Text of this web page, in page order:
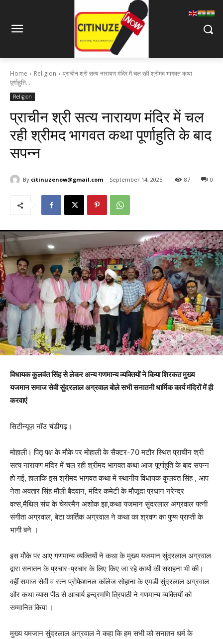
Home Religion
प्राचीन श्री सत्य नारायण मंदिर में चल रही श्रीमद भागवत कथा
पूर्णाहुति...
Religion
प्राचीन श्री सत्य नारायण मंदिर में चल
रही श्रीमद भागवत कथा पूर्णाहुति के बाद
सपन्न
By citinuzenow@gmail.com September 14, 2025 0
87
विधायक कुलवंत सिंह से लेकर अन्य गणमान्य व्यक्तियों ने किया शिरकत मुख्य
यजमान समाज सेवी सुंदरलाल अग्रवाल बोले सभी सनातनी धार्मिक कार्य मंदिरों में ही
करवाएं
सिटीन्यूज़ नॉउ चंडीगढ़।
मोहाली। पितृ पक्ष के मौके पर मोहाली के सैक्टर-70 मटौर स्थित प्राचीन श्री
सत्य नारायण मंदिर में चल रही श्रीमद भागवत कथा आज पूर्णाहुति के बाद सपन्न
हो गई, हालांकि इस श्रीमद भागवत कथा में स्थानीय विधायक कुलवंत सिंह , आप
नेता अवतार सिंह मौली बैदवान, मंदिर कमेटी के मौजूदा प्रधान नरेन्द्र
वत्स,मैथिल संघ के चेयरमैन अशोक झा,कथा यजमान सुंदरलाल अग्रवाल पत्नी
संगीता अग्रवाल, बेटा कार्तिक अग्रवाल ने कथा का श्रवण का पुण्य प्राप्ती के
भागी बने ।
इस मौेके पर आए गणमान्य व्यक्तियों ने कथा के मुख्य यजमान सुंदरलाल अग्रवाल
द्वारा सनातन के प्रचार-प्रचार के लिए किए जा रहे कार्यो की सराहना भी की।
वहीं समाज सेवी व रत्न प्रोफेेशनल काॅलेज सोहाना के एमडी सुंदरलाल अग्रवाल
और कथा व्यास पीठ से आचार्य इन्द्रमणि त्रिपाठी ने गणमान्य व्यक्तियों को
सम्मानित किया ।
मुख्य यमजान सुंदरलाल अग्रवाल ने कहा कि हम सभी को सनातन धर्म के